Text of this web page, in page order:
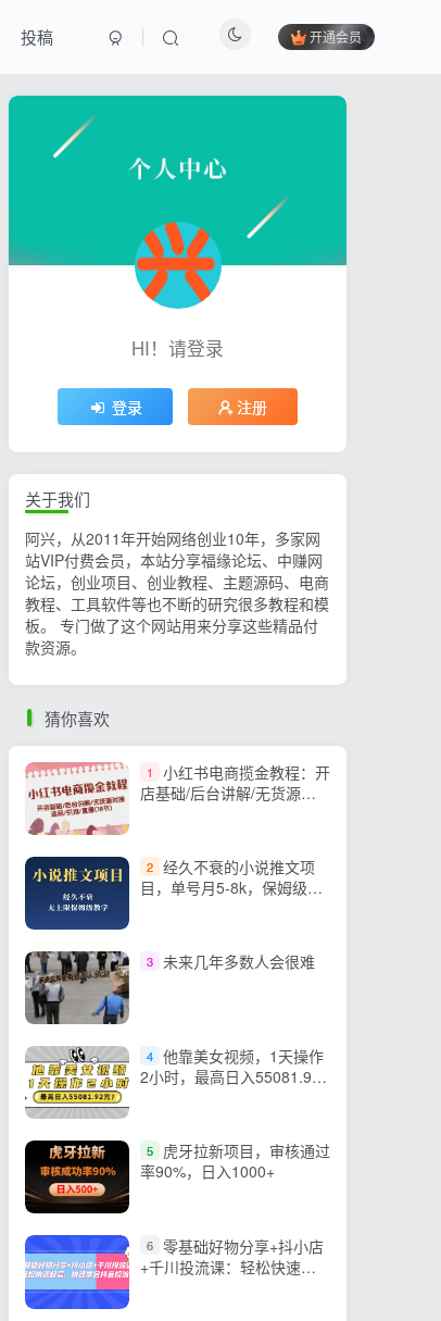
投稿 开通会员
HI！请登录
登录 注册
关于我们
阿兴，从2011年开始网络创业10年，多家网
站VIP付费会员，本站分享福缘论坛、中赚网
论坛，创业项目、创业教程、主题源码、电商
教程、工具软件等也不断的研究很多教程和模
板。 专门做了这个网站用来分享这些精品付
款资源。
猜你喜欢
1
小红书电商揽金教程：开
店基础/后台讲解/无货源对
2 经久不衰的小说推文项
目，单号月5-8k，保姆级教
3 未来几年多数人会很难
4 他靠美女视频，1天操作
2小时，最高日入55081.92
5
虎牙拉新项目，审核通过
率90%，日入1000+
6 零基础好物分享+抖小店
+千川投流课：轻松快速起